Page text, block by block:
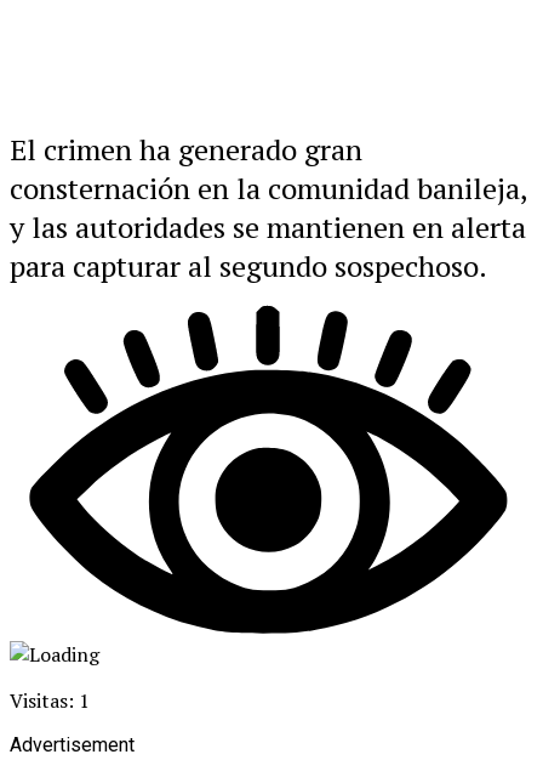
El crimen ha generado gran
consternación en la comunidad banileja,
y las autoridades se mantienen en alerta
para capturar al segundo sospechoso.
Visitas: 1
Advertisement